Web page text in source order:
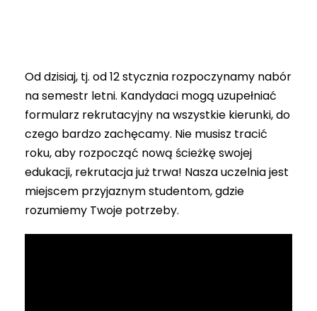
Od dzisiaj, tj. od 12 stycznia rozpoczynamy nabór
na semestr letni. Kandydaci mogą uzupełniać
formularz rekrutacyjny na wszystkie kierunki, do
czego bardzo zachęcamy. Nie musisz tracić
roku, aby rozpocząć nową ścieżkę swojej
edukacji, rekrutacja już trwa! Nasza uczelnia jest
miejscem przyjaznym studentom, gdzie
rozumiemy Twoje potrzeby.